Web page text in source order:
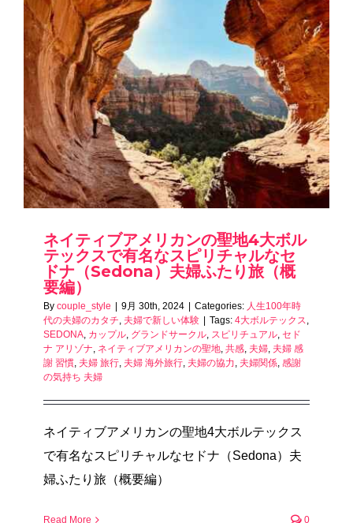
Charging
time
Write a
book
ネイティブアメリカンの聖地4大ボル
テックスで有名なスピリチャルなセ
ドナ（Sedona）夫婦ふたり旅（概
要編）
By couple_style | 9月 30th, 2024 | Categories: 人生100年時
代の夫婦のカタチ 夫婦で新しい体験 | Tags: 4大ボルテックス
SEDONA カップル グランドサークル スピリチュアル セド
ナ アリゾナ ネイティブアメリカンの聖地 共感 夫婦 夫婦 感
謝 習慣 夫婦 旅行 夫婦 海外旅行 夫婦の協力 夫婦関係 感謝
の気持ち 夫婦
ネイティブアメリカンの聖地4大ボルテックス
で有名なスピリチャルなセドナ（Sedona）夫
婦ふたり旅（概要編）
Read More 0